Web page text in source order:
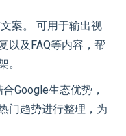
案。 可用于输出视
以及FAQ等内容，帮
。
Google生态优势，
门趋势进行整理，为